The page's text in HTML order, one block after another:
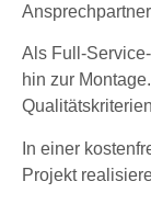
Als Full-
hin zur
In einer
Projekt